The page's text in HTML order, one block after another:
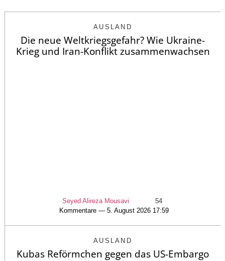
AUSLAND
Die neue Weltkriegsgefahr? Wie Ukraine-
Krieg und Iran-Konflikt zusammenwachsen
Seyed Alireza Mousavi
54
Kommentare — 5. August 2026 17:59
AUSLAND
Kubas Reförmchen gegen das US-Embargo